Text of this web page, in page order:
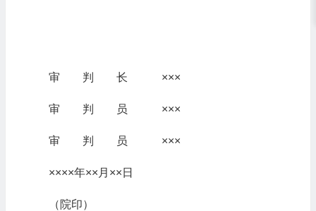
审 判 长 ×××
审 判 员 ×××
审 判 员 ×××
××××年××月××日
（院印）